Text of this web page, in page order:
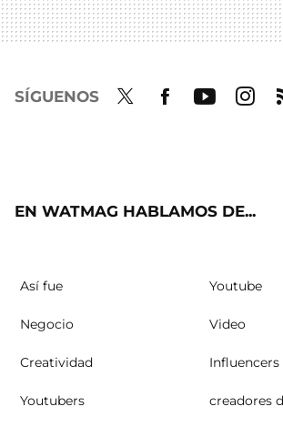
SÍGUENOS
EN WATMAG HABLAMOS DE...
Así fue Youtube
Negocio Video
Creatividad Influencers
Youtubers creadores